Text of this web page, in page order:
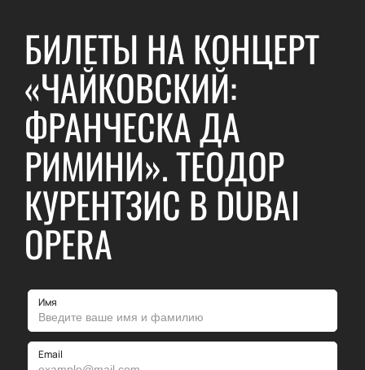
БИЛЕТЫ НА КОНЦЕРТ
«ЧАЙКОВСКИЙ:
ФРАНЧЕСКА ДА
РИМИНИ». ТЕОДОР
КУРЕНТЗИС В DUBAI
OPERA
Имя
Email